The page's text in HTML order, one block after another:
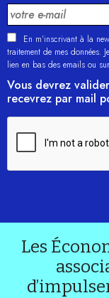
En m'inscrivant à la
traitement de mes données.
lien en bas des emails ou
Vous devrez
recevrez par mail
Les